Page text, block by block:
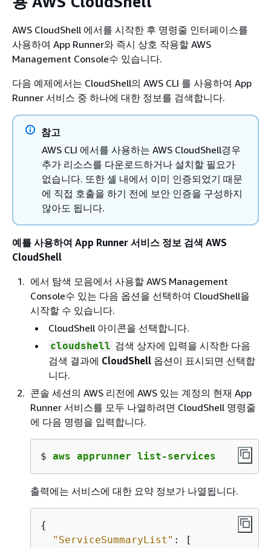
AWS CloudShell 에서를 시작한 후 명령줄 인터페이스를
사용하여 App Runner와 즉시 상호 작용할 AWS
Management Console수 있습니다.
다음 예제에서는 CloudShell의 AWS CLI 를 사용하여 App
Runner 서비스 중 하나에 대한 정보를 검색합니다.
참고
AWS CLI 에서를 사용하는 AWS CloudShell경우
추가 리소스를 다운로드하거나 설치할 필요가
없습니다. 또한 셸 내에서 이미 인증되었기 때문
에 직접 호출을 하기 전에 보안 인증을 구성하지
않아도 됩니다.
예를 사용하여 App Runner 서비스 정보 검색 AWS
CloudShell
에서 탐색 모음에서 사용할 AWS Management
Console수 있는 다음 옵션을 선택하여 CloudShell을
시작할 수 있습니다.
CloudShell 아이콘을 선택합니다.
cloudshell 검색 상자에 입력을 시작한 다음
검색 결과에 CloudShell 옵션이 표시되면 선택합
니다.
콘솔 세션의 AWS 리전에 AWS 있는 계정의 현재 App
Runner 서비스를 모두 나열하려면 CloudShell 명령줄
에 다음 명령을 입력합니다.
$ aws apprunner list-services
출력에는 서비스에 대한 요약 정보가 나열됩니다.
{
"ServiceSummaryList" : [